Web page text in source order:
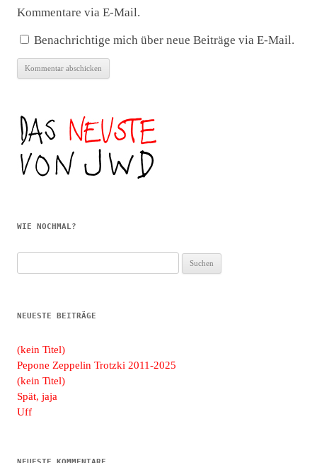
Kommentare via E-Mail.
Benachrichtige mich über neue Beiträge via E-Mail.
WIE NOCHMAL?
nach:
NEUESTE BEITRÄGE
(kein Titel)
Pepone Zeppelin Trotzki 2011-2025
(kein Titel)
Spät, jaja
Uff